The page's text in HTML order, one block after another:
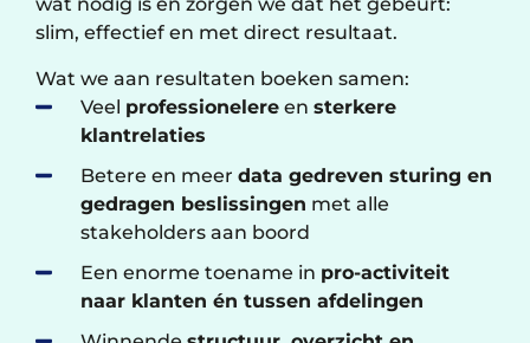
slim, effectief en met direct resultaat.
Wat we aan resultaten boeken samen:
Veel professionelereen sterkere
klantrelaties
Betere en meer data gedreven sturing en
gedragen beslissingen met alle
stakeholders aan boord
Een enorme toename in pro-activiteit
naar klanten én tussen afdelingen